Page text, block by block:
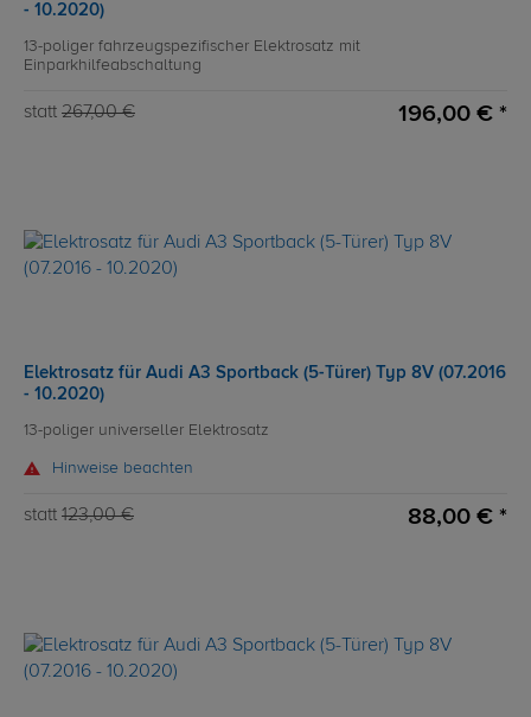
- 10.2020)
13-poliger fahrzeugspezifischer Elektrosatz mit
Einparkhilfeabschaltung
statt 267,00 € 196,00 € *
Elektrosatz für Audi A3 Sportback (5-Türer) Typ 8V (07.2016
- 10.2020)
13-poliger universeller Elektrosatz
Hinweise beachten
statt 123,00 € 88,00 € *